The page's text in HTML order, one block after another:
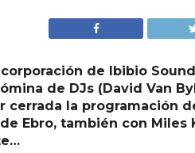
de Ibibio
de DJs (David Van
cerrada la programación
Ebro, también con Miles